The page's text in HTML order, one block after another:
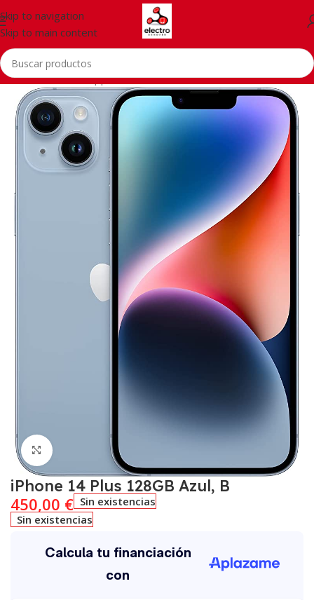
Skip to navigation
Skip to main content
Inicio/Telefonía/Apple iPhone
Click to enlarge
iPhone 14 Plus 128GB Azul, B
450,00 € Sin existencias
Sin existencias